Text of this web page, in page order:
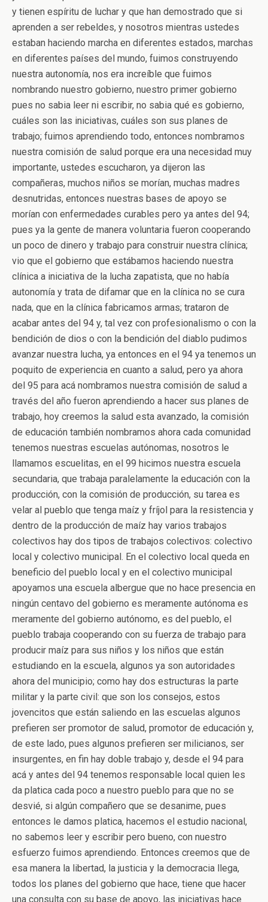
y tienen espíritu de luchar y que han demostrado que si
aprenden a ser rebeldes, y nosotros mientras ustedes
estaban haciendo marcha en diferentes estados, marchas
en diferentes países del mundo, fuimos construyendo
nuestra autonomía, nos era increíble que fuimos
nombrando nuestro gobierno, nuestro primer gobierno
pues no sabia leer ni escribir, no sabia qué es gobierno,
cuáles son las iniciativas, cuáles son sus planes de
trabajo; fuimos aprendiendo todo, entonces nombramos
nuestra comisión de salud porque era una necesidad muy
importante, ustedes escucharon, ya dijeron las
compañeras, muchos niños se morían, muchas madres
desnutridas, entonces nuestras bases de apoyo se
morían con enfermedades curables pero ya antes del 94;
pues ya la gente de manera voluntaria fueron cooperando
un poco de dinero y trabajo para construir nuestra clínica;
vio que el gobierno que estábamos haciendo nuestra
clínica a iniciativa de la lucha zapatista, que no había
autonomía y trata de difamar que en la clínica no se cura
nada, que en la clínica fabricamos armas; trataron de
acabar antes del 94 y, tal vez con profesionalismo o con la
bendición de dios o con la bendición del diablo pudimos
avanzar nuestra lucha, ya entonces en el 94 ya tenemos un
poquito de experiencia en cuanto a salud, pero ya ahora
del 95 para acá nombramos nuestra comisión de salud a
través del año fueron aprendiendo a hacer sus planes de
trabajo, hoy creemos la salud esta avanzado, la comisión
de educación también nombramos ahora cada comunidad
tenemos nuestras escuelas autónomas, nosotros le
llamamos escuelitas, en el 99 hicimos nuestra escuela
secundaria, que trabaja paralelamente la educación con la
producción, con la comisión de producción, su tarea es
velar al pueblo que tenga maíz y fríjol para la resistencia y
dentro de la producción de maíz hay varios trabajos
colectivos hay dos tipos de trabajos colectivos: colectivo
local y colectivo municipal. En el colectivo local queda en
beneficio del pueblo local y en el colectivo municipal
apoyamos una escuela albergue que no hace presencia en
ningún centavo del gobierno es meramente autónoma es
meramente del gobierno autónomo, es del pueblo, el
pueblo trabaja cooperando con su fuerza de trabajo para
producir maíz para sus niños y los niños que están
estudiando en la escuela, algunos ya son autoridades
ahora del municipio; como hay dos estructuras la parte
militar y la parte civil: que son los consejos, estos
jovencitos que están saliendo en las escuelas algunos
prefieren ser promotor de salud, promotor de educación y,
de este lado, pues algunos prefieren ser milicianos, ser
insurgentes, en fin hay doble trabajo y, desde el 94 para
acá y antes del 94 tenemos responsable local quien les
da platica cada poco a nuestro pueblo para que no se
desvié, si algún compañero que se desanime, pues
entonces le damos platica, hacemos el estudio nacional,
no sabemos leer y escribir pero bueno, con nuestro
esfuerzo fuimos aprendiendo. Entonces creemos que de
esa manera la libertad, la justicia y la democracia llega,
todos los planes del gobierno que hace, tiene que hacer
una consulta con su base de apoyo, las iniciativas hace